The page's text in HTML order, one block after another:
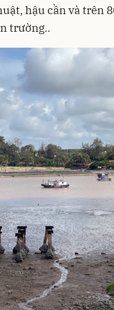
hậu cần và trên
trường..